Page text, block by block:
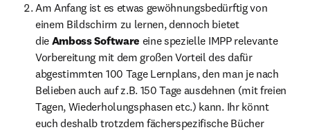
Am Anfang ist es etwas gewöhnungsbedürftig von
einem Bildschirm zu lernen, dennoch bietet
die Amboss Software eine spezielle IMPP relevante
Vorbereitung mit dem großen Vorteil des dafür
abgestimmten 100 Tage Lernplans, den man je nach
Belieben auch auf z.B. 150 Tage ausdehnen (mit freien
Tagen, Wiederholungsphasen etc.) kann. Ihr könnt
euch deshalb trotzdem fächerspezifische Bücher